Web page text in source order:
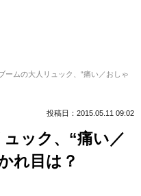
ームの大人リュック、“痛い／おしゃ
投稿日：2015.05.11 09:02
ック、“痛い／
れ目は？